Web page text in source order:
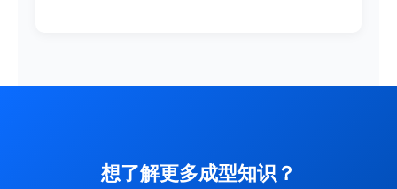
想了解更多成型知识？